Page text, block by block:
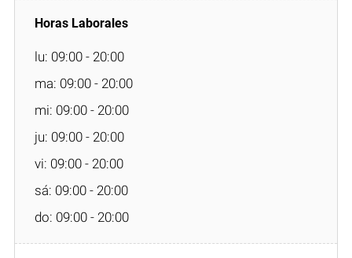
lu: 09:00 - 20:00
ma: 09:00 - 20:00
mi: 09:00 - 20:00
ju: 09:00 - 20:00
vi: 09:00 - 20:00
sá: 09:00 - 20:00
do: 09:00 - 20:00